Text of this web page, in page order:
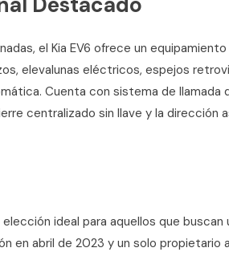
el Kia EV6 ofrece un
elevalunas eléctricos, espejos
Cuenta con sistema de llamada
centralizado sin llave y la dirección
elección ideal para aquellos que
en abril de 2023 y un solo